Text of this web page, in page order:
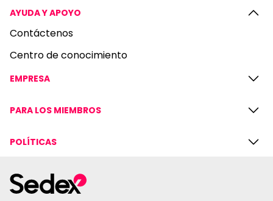
AYUDA Y APOYO
Contáctenos
Centro de conocimiento
EMPRESA
PARA LOS MIEMBROS
POLÍTICAS